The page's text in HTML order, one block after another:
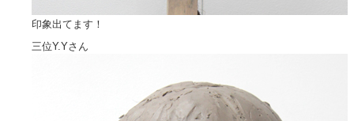
印象出てます！
三位Y.Yさん